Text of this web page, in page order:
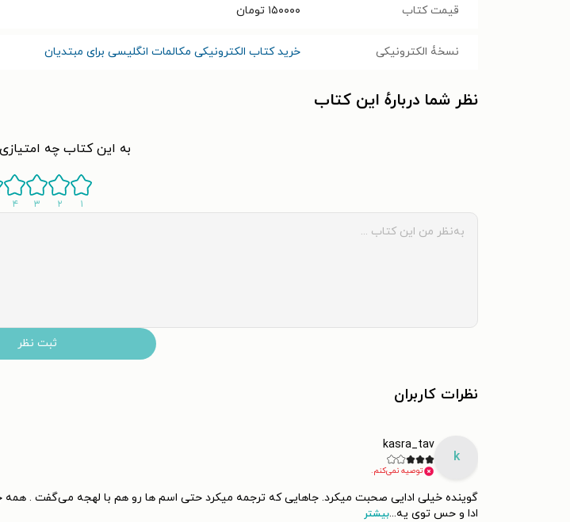
قیمت کتاب ۱۵۰۰۰۰ تومان
نسخۀ الکترونیکی خرید کتاب الکترونیکی مکالمات انگلیسی برای مبتدیان
نظر شما دربارهٔ این کتاب
به این کتاب چه
۱ ۲ ۳ ۴
ثبت نظر
نظرات کاربران
k
kasra_tav
توصیه نمی‌کنم.
گوینده خیلی ادایی صحبت میکرد. جاهایی که ترجمه میکرد حتی اسم ها رو هم با لهجه می‌گفت .
ادا و حس توی یه...بیشتر